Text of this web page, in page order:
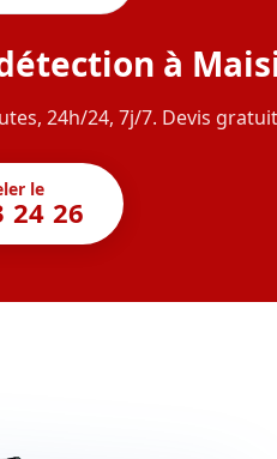
à
24h/24, 7j/7. Devis
le
24 26